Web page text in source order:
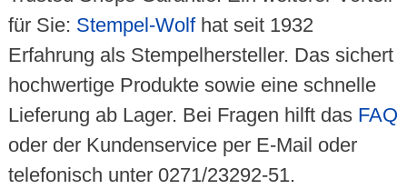
für Sie: Stempel-Wolfhat seit 1932
Erfahrung als Stempelhersteller. Das sichert
hochwertige Produkte sowie eine schnelle
Lieferung ab Lager. Bei Fragen hilft das FAQ
oder der Kundenservice per E-Mail oder
telefonisch unter 0271/23292-51.